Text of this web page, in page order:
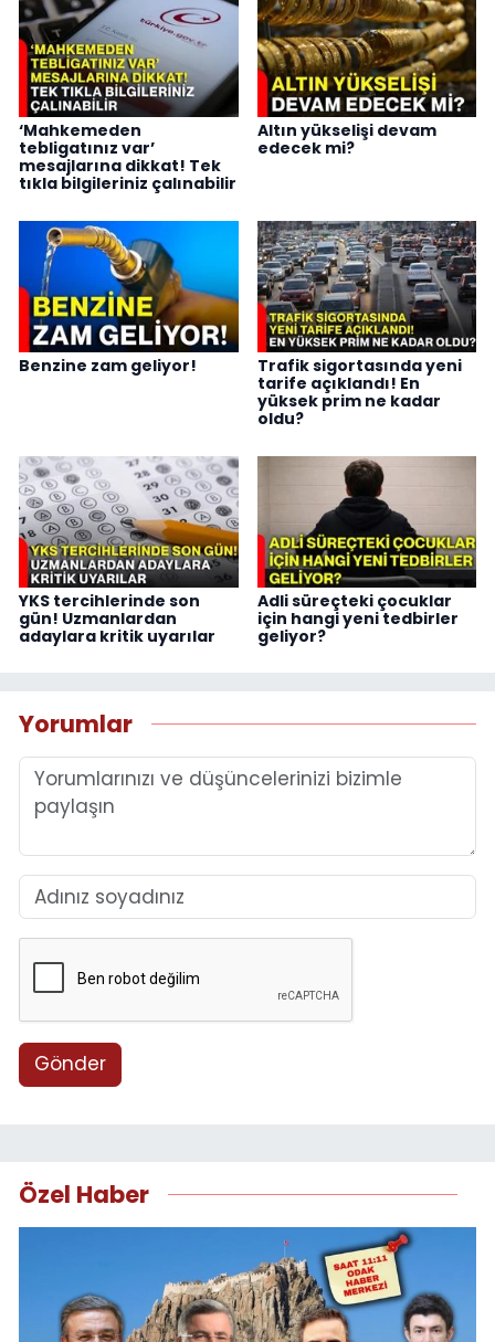
‘Mahkemeden
tebligatınız var’
mesajlarına dikkat! Tek
tıkla bilgileriniz çalınabilir
Altın yükselişi devam
edecek mi?
Benzine zam geliyor!
Trafik sigortasında yeni
tarife açıklandı! En
yüksek prim ne kadar
oldu?
YKS tercihlerinde son
gün! Uzmanlardan
adaylara kritik uyarılar
Adli süreçteki çocuklar
için hangi yeni tedbirler
geliyor?
Yorumlar
Gönder
Özel Haber